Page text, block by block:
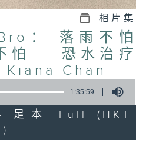
相片集
： 落雨不怕
怕 — 恐水治疗
Kiana Chan
1:35:59
足本 Full (HKT